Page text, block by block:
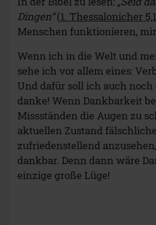
Dingen“(1. Thessalonicher
Menschen funktionieren,
Wenn ich in die Welt und
sehe ich vor allem eines:
Und dafür soll ich auch
danke! Wenn Dankbarkeit
Missständen die Augen zu
aktuellen Zustand
zufriedenstellend
dankbar. Denn dann wäre
einzige große Lüge!